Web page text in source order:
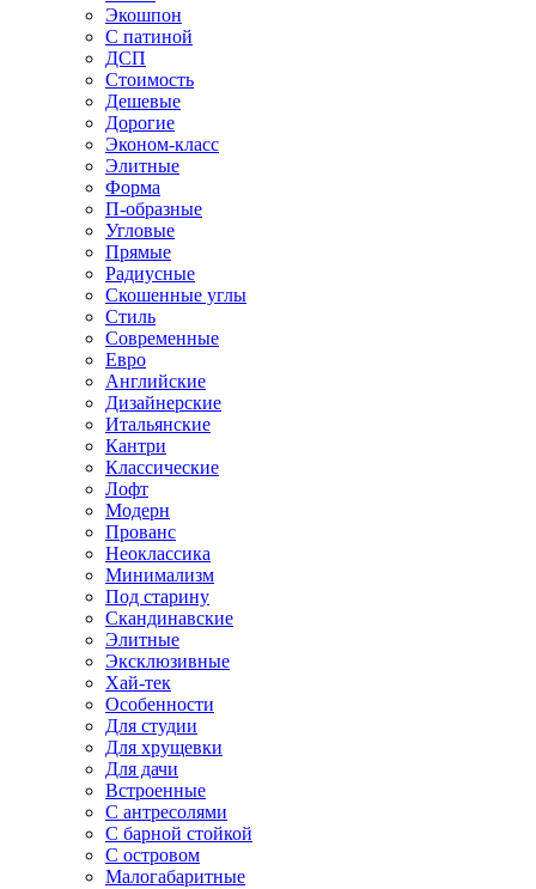
Экошпон
С патиной
ДСП
Стоимость
Дешевые
Дорогие
Эконом-класс
Элитные
Форма
П-образные
Угловые
Прямые
Радиусные
Скошенные углы
Стиль
Современные
Евро
Английские
Дизайнерские
Итальянские
Кантри
Классические
Лофт
Модерн
Прованс
Неоклассика
Минимализм
Под старину
Скандинавские
Элитные
Эксклюзивные
Хай-тек
Особенности
Для студии
Для хрущевки
Для дачи
Встроенные
С антресолями
С барной стойкой
С островом
Малогабаритные